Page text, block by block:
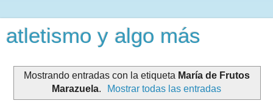
atletismo y algo más
Mostrando entradas con la etiqueta María de Frutos
Marazuela. Mostrar todas las entradas